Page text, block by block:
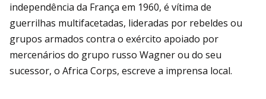
independência da França em 1960, é vítima de
guerrilhas multifacetadas, lideradas por rebeldes ou
grupos armados contra o exército apoiado por
mercenários do grupo russo Wagner ou do seu
sucessor, o Africa Corps, escreve a imprensa local.